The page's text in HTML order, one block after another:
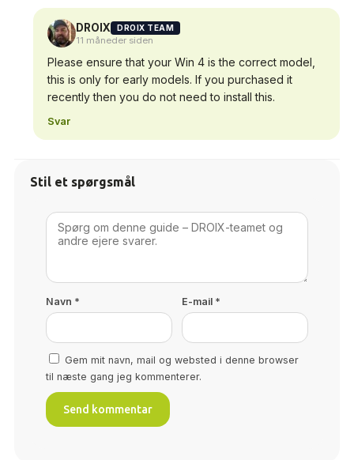
DROIX DROIX TEAM
11 måneder siden
Please ensure that your Win 4 is the correct model,
this is only for early models. If you purchased it
recently then you do not need to install this.
Svar
Stil et spørgsmål
Navn * E-mail *
Gem mit navn, mail og websted i denne browser
til næste gang jeg kommenterer.